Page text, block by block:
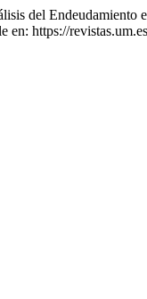
del Endeudamiento
en: https://